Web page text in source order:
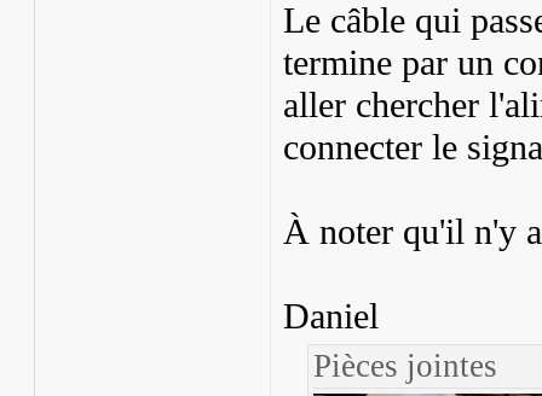
Le câble qui
termine par un
aller chercher
connecter le
À noter qu'il n'y
Daniel
Pièces jointes